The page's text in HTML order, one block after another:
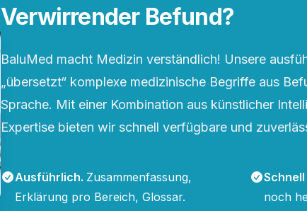
Verwirrender Befund?
BaluMed macht Medizin verständlich! Unsere
„übersetzt“ komplexe medizinische Begriffe aus
Sprache. Mit einer Kombination aus künstlicher
Expertise bieten wir schnell verfügbare und
Ausführlich. Zusammenfassung,
Erklärung pro Bereich, Glossar.
noch